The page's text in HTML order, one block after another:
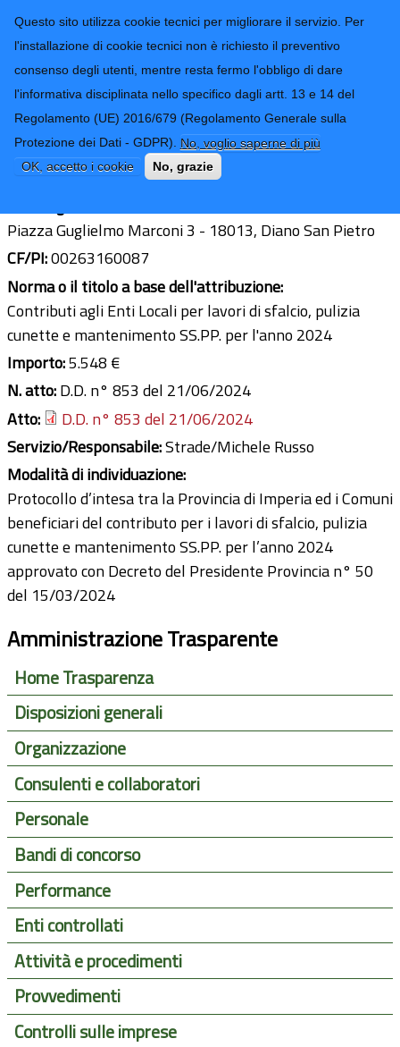
Questo sito utilizza cookie tecnici per migliorare il servizio. Per
l'installazione di cookie tecnici non è richiesto il preventivo
consenso degli utenti, mentre resta fermo l'obbligo di dare
l'informativa disciplinata nello specifico dagli artt. 13 e 14 del
Regolamento (UE) 2016/679 (Regolamento Generale sulla
Protezione dei Dati - GDPR). No, voglio saperne di più
OK, accetto i cookie
No, grazie
Provincia di
Imperia
CONTATTI-URP
TRASPARENZA
Form di ricerca
Comune di Diano S. Pietro
Ultimo aggiornamento: 03/07/2024 - 14:21
Piazza Guglielmo Marconi 3 - 18013, Diano San Pietro
CF/PI:00263160087
Norma o il titolo a base dell'attribuzione:
Contributi agli Enti Locali per lavori di sfalcio, pulizia
cunette e mantenimento SS.PP. per l'anno 2024
Importo:5.548 €
N. atto:D.D. n° 853 del 21/06/2024
Atto:
D.D. n° 853 del 21/06/2024
Servizio/Responsabile:Strade/Michele Russo
Modalità di individuazione:
Protocollo d’intesa tra la Provincia di Imperia ed i Comuni
beneficiari del contributo per i lavori di sfalcio, pulizia
cunette e mantenimento SS.PP. per l’anno 2024
approvato con Decreto del Presidente Provincia n° 50
del 15/03/2024
Amministrazione Trasparente
Home Trasparenza
Disposizioni generali
Organizzazione
Consulenti e collaboratori
Personale
Bandi di concorso
Performance
Enti controllati
Attività e procedimenti
Provvedimenti
Controlli sulle imprese